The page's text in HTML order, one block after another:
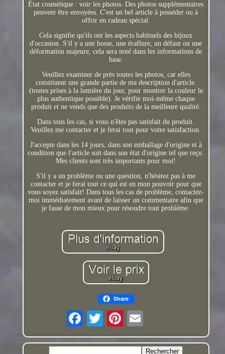
État cosmétique : voir les photos. Des photos supplémentaires
peuvent être envoyées. C'est un bel article à posséder ou à
offrir en cadeau spécial.
Cela signifie qu'ils ont les aspects habituels des bijoux
d'occasion. S'il y a une bosse, une éraflure, un défaut ou une
déformation majeure, cela sera noté dans les informations de
base.
Veuillez examiner de près toutes les photos, car elles
constituent une grande partie de ma description d'article.
(toutes prises à la lumière du jour, pour montrer la couleur le
plus authentique possible). Je vérifie moi-même chaque
produit et ne vends que des produits de la meilleure qualité.
Dans tous les cas, si vous n'êtes pas satisfait du produit.
Veuillez me contacter et je ferai tout pour votre satisfaction.
J'accepte dans les 14 jours, dans son emballage d'origine et à
condition que l'article soit dans son état d'origine tel que reçu.
Mes clients sont très importants pour moi!
S'il y a un problème ou une question, n'hésitez pas à me
contacter et je ferai tout ce qui est en mon pouvoir pour que
vous soyez satisfait! Dans tous les cas de problème, contactez-
moi immédiatement avant de laisser un commentaire afin que
je fasse de mon mieux pour résoudre tout problème.
Share